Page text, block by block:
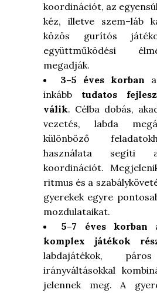
koordinációt, az
kéz, illetve szem–láb
közös gurítós
együttműködési
megadják.
3–5 éves korban
inkább tudatos
válik. Célba dobás,
vezetés, labda
különböző
használata segíti
koordinációt.
ritmus és a
gyerekek egyre
mozdulataikat.
5–7 éves korban
komplex játékok
labdajátékok,
irányváltásokkal
jelennek meg. A